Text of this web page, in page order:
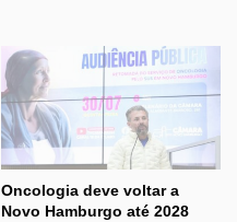
Oncologia deve voltar a
Novo Hamburgo até 2028